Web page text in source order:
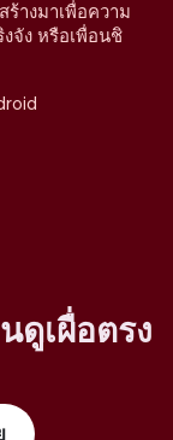
ร้างมาเพื่อความ
จัง หรือเพื่อนชิ
ดูเผื่อตรง